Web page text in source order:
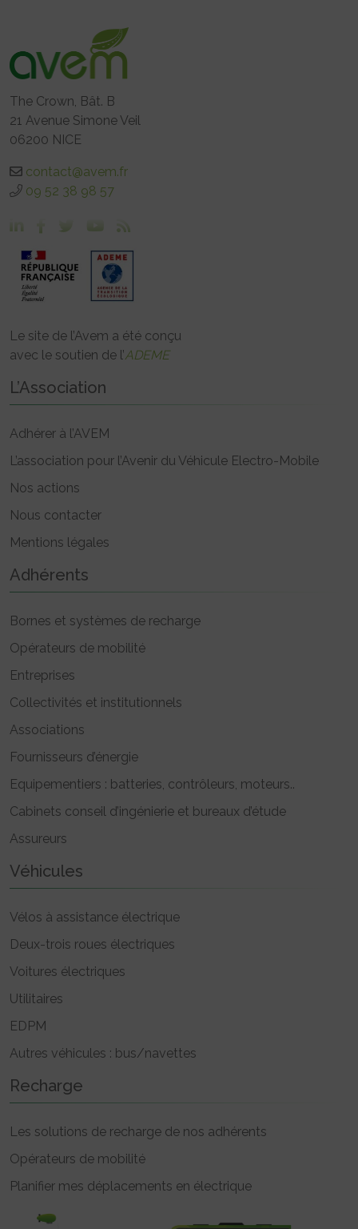
The Crown, Bât. B
21 Avenue Simone Veil
06200 NICE
contact@avem.fr
09 52 38 98 57
Le site de l’Avem a été conçu
avec le soutien de l’ADEME
L’Association
Adhérer à l’AVEM
L’association pour l’Avenir du Véhicule Electro-Mobile
Nos actions
Nous contacter
Mentions légales
Adhérents
Bornes et systèmes de recharge
Opérateurs de mobilité
Entreprises
Collectivités et institutionnels
Associations
Fournisseurs d’énergie
Equipementiers : batteries, contrôleurs, moteurs..
Cabinets conseil d’ingénierie et bureaux d’étude
Assureurs
Véhicules
Vélos à assistance électrique
Deux-trois roues électriques
Voitures électriques
Utilitaires
EDPM
Autres véhicules : bus/navettes
Recharge
Les solutions de recharge de nos adhérents
Opérateurs de mobilité
Planifier mes déplacements en électrique